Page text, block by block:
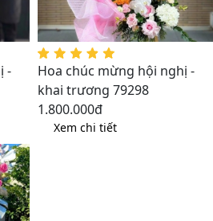
-
Hoa chúc mừng hội nghị -
khai trương 79298
1.800.000đ
Xem chi tiết